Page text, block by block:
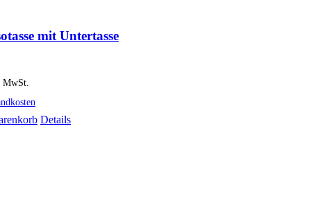
mit Untertasse
Details